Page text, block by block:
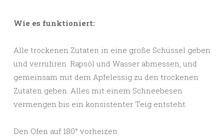
Wie es funktioniert:
Alle trockenen Zutaten in eine große Schüssel geben
und verrühren. Rapsöl und Wasser abmessen, und
gemeinsam mit dem Apfelessig zu den trockenen
Zutaten geben. Alles mit einem Schneebesen
vermengen bis ein konsistenter Teig entsteht.
Den Ofen auf 180° vorheizen.